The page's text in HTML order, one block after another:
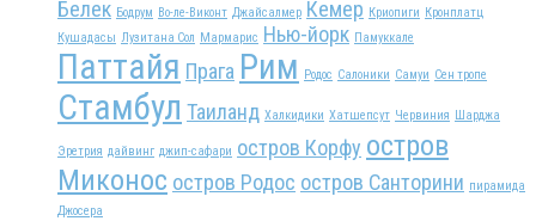
Белек Бодрум Во-ле-Виконт Джайсалмер Кемер Криопиги Кронплатц
Кушадасы Лузитана Сол Мармарис Нью-йорк Памуккале
Паттайя Прага Рим Родос Салоники Самуи Сен тропе
Стамбул Таиланд Халкидики Хатшепсут Червиния Шарджа
Эретрия дайвинг джип-сафари остров Корфу остров
Миконос остров Родос остров Санторини пирамида
Джосера